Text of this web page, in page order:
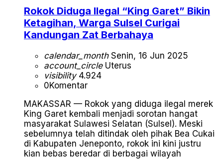
Rokok Diduga Ilegal “King Garet” Bikin
Ketagihan, Warga Sulsel Curigai
Kandungan Zat Berbahaya
calendar_monthSenin, 16 Jun 2025
account_circleUterus
visibility4.924
0Komentar
MAKASSAR — Rokok yang diduga ilegal merek
King Garet kembali menjadi sorotan hangat
masyarakat Sulawesi Selatan (Sulsel). Meski
sebelumnya telah ditindak oleh pihak Bea Cukai
di Kabupaten Jeneponto, rokok ini kini justru
kian bebas beredar di berbagai wilayah